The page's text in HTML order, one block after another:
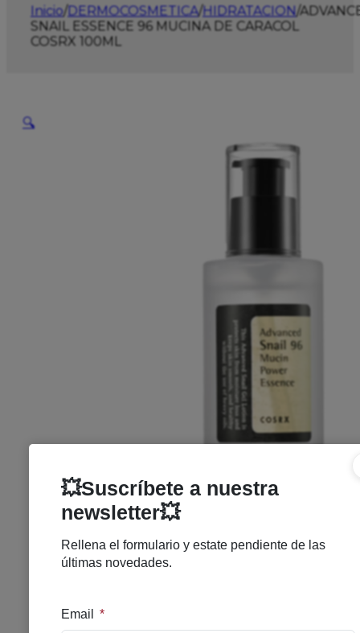
Inicio/DERMOCOSMETICA/HIDRATACION/
SNAIL ESSENCE 96 MUCINA DE CARACOL
COSRX 100ML
🔍